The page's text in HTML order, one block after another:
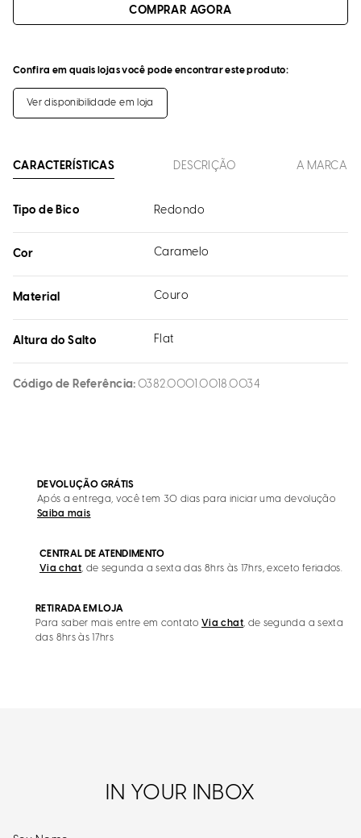
Confira em quais lojas você pode encontrar este produto:
Ver disponibilidade em loja
CARACTERÍSTICAS DESCRIÇÃO A MARCA
Tipo de Bico Redondo
Cor Caramelo
Material Couro
Altura do Salto Flat
Código de Referência 0382.0001.0018.0034
DEVOLUÇÃO GRÁTIS
Após a entrega, você tem 30 dias para iniciar uma devolução
Saiba mais
CENTRAL DE ATENDIMENTO
Via chat, de segunda a sexta das 8hrs às 17hrs, exceto feriados.
RETIRADA EM LOJA
Para saber mais entre em contato Via chat, de segunda a sexta
das 8hrs às 17hrs
IN YOUR INBOX